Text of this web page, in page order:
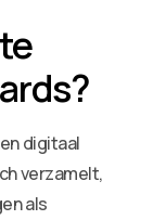
digitaal
verzamelt,
als